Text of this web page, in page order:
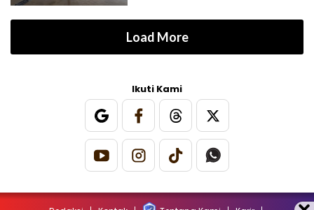
Load More
Ikuti Kami